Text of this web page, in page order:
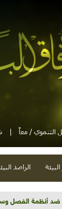
التنموي / معاً |
الراصد
الشائعة